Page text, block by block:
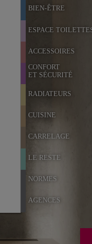
BIEN-ÊTRE
ESPACE
ACCESSOIRES
CONFORT
ET SÉCURITÉ
RADIATEURS
CUISINE
CARRELAGE
LE RESTE
NORMES
AGENCES